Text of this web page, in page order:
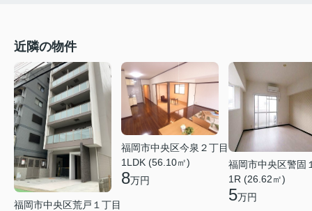
近隣の物件
福岡市中央区荒戸１丁目
福岡市中央区今泉２丁目
1LDK (56.10㎡)
8万円
福岡市中央区警固
1R (26.62㎡)
5万円